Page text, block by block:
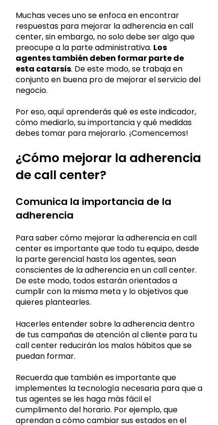
Muchas veces uno se enfoca en encontrar
respuestas para mejorar la adherencia en call
center, sin embargo, no solo debe ser algo que
preocupe a la parte administrativa. Los
agentes también deben formar parte de
esta catarsis. De este modo, se trabaja en
conjunto en buena pro de mejorar el servicio del
negocio.
Por eso, aquí aprenderás qué es este indicador,
cómo mediarlo, su importancia y qué medidas
debes tomar para mejorarlo. ¡Comencemos!
¿Cómo mejorar la adherencia
de call center?
Comunica la importancia de la
adherencia
Para saber cómo mejorar la adherencia en call
center es importante que todo tu equipo, desde
la parte gerencial hasta los agentes, sean
conscientes de la adherencia en un call center.
De este modo, todos estarán orientados a
cumplir con la misma meta y lo objetivos que
quieres plantearles.
Hacerles entender sobre la adherencia dentro
de tus campañas de atención al cliente para tu
call center reducirán los malos hábitos que se
puedan formar.
Recuerda que también es importante que
implementes la tecnología necesaria para que a
tus agentes se les haga más fácil el
cumplimento del horario. Por ejemplo, que
aprendan a cómo cambiar sus estados en el